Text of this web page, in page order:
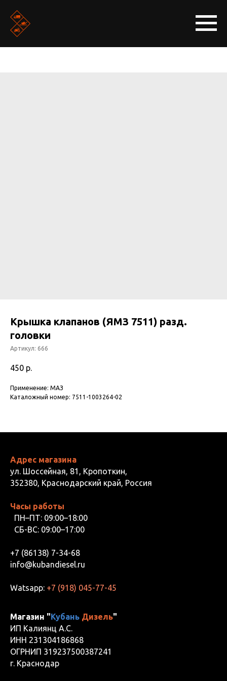
Крышка клапанов (ЯМЗ 7511) разд.
головки
Артикул: 666
450 р.
Применение: МАЗ
Каталожный номер: 7511-1003264-02
Адрес магазина
ул. Шоссейная, 81, Кропоткин,
352380, Краснодарский край, Россия
Часы работы
ПН–ПТ: 09:00–18:00
СБ-ВС: 09:00–17:00
+7 (86138) 7-34-68
info@kubandiesel.ru
Watsapp: +7 (918) 045-77-45
Магазин "Кубань Дизель"
ИП Калиянц А.С.
ИНН 231304186868
ОГРНИП 319237500387241
г. Краснодар